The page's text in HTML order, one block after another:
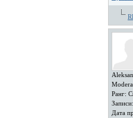
Ранг:
Дата